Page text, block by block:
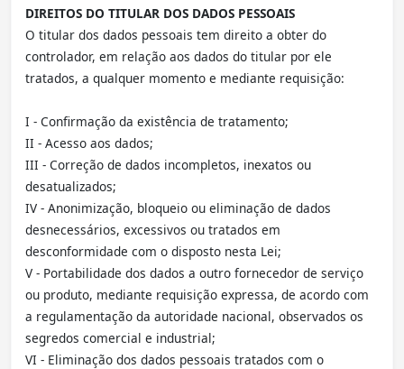
DIREITOS DO TITULAR DOS DADOS PESSOAIS
O titular dos dados pessoais tem direito a obter do
controlador, em relação aos dados do titular por ele
tratados, a qualquer momento e mediante requisição:
I - Confirmação da existência de tratamento;
II - Acesso aos dados;
III - Correção de dados incompletos, inexatos ou
desatualizados;
IV - Anonimização, bloqueio ou eliminação de dados
desnecessários, excessivos ou tratados em
desconformidade com o disposto nesta Lei;
V - Portabilidade dos dados a outro fornecedor de serviço
ou produto, mediante requisição expressa, de acordo com
a regulamentação da autoridade nacional, observados os
segredos comercial e industrial;
VI - Eliminação dos dados pessoais tratados com o